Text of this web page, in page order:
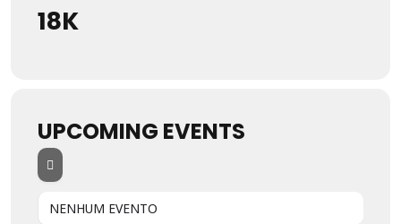
18K
UPCOMING EVENTS
NENHUM EVENTO